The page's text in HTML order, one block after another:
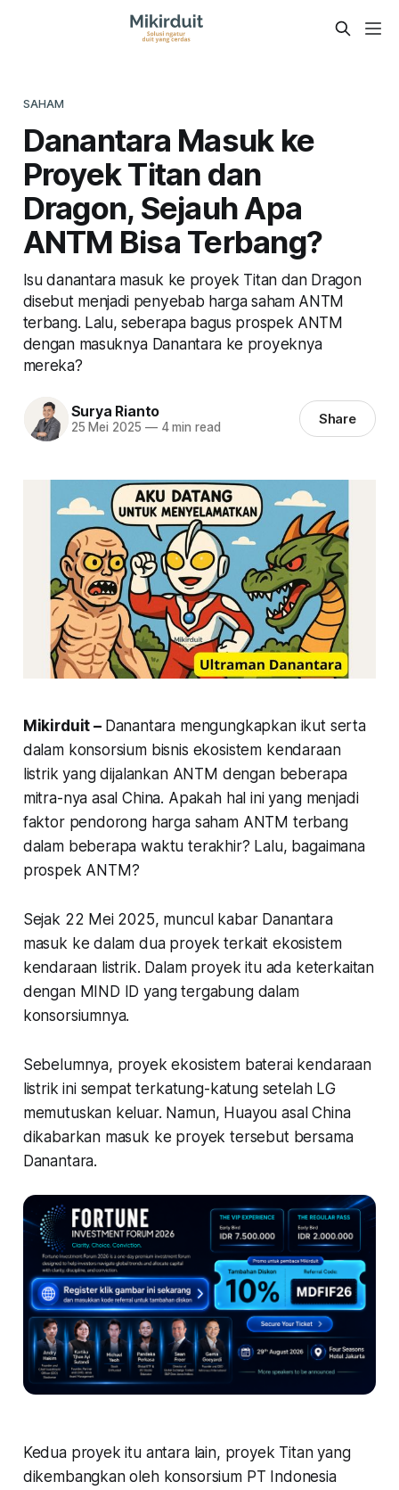
SAHAM
Danantara Masuk ke
Proyek Titan dan
Dragon, Sejauh Apa
ANTM Bisa Terbang?
Isu danantara masuk ke proyek Titan dan Dragon
disebut menjadi penyebab harga saham ANTM
terbang. Lalu, seberapa bagus prospek ANTM
dengan masuknya Danantara ke proyeknya
mereka?
Surya Rianto
25 Mei 2025 —4 min read Share
Mikirduit – Danantara mengungkapkan ikut serta
dalam konsorsium bisnis ekosistem kendaraan
listrik yang dijalankan ANTM dengan beberapa
mitra-nya asal China. Apakah hal ini yang menjadi
faktor pendorong harga saham ANTM terbang
dalam beberapa waktu terakhir? Lalu, bagaimana
prospek ANTM?
Sejak 22 Mei 2025, muncul kabar Danantara
masuk ke dalam dua proyek terkait ekosistem
kendaraan listrik. Dalam proyek itu ada keterkaitan
dengan MIND ID yang tergabung dalam
konsorsiumnya.
Sebelumnya, proyek ekosistem baterai kendaraan
listrik ini sempat terkatung-katung setelah LG
memutuskan keluar. Namun, Huayou asal China
dikabarkan masuk ke proyek tersebut bersama
Danantara.
Kedua proyek itu antara lain, proyek Titan yang
dikembangkan oleh konsorsium PT Indonesia